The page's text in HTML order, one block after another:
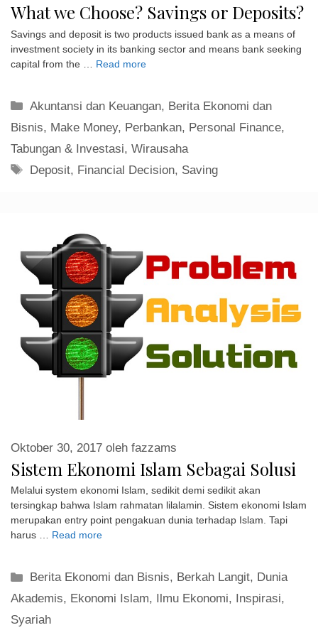
What we Choose? Savings or Deposits?
Savings and deposit is two products issued bank as a means of
investment society in its banking sector and means bank seeking
capital from the … Read more
Kategori
Akuntansi dan Keuangan, Berita Ekonomi dan
Bisnis, Make Money, Perbankan, Personal Finance,
Tabungan & Investasi, Wirausaha
Tag
Deposit, Financial Decision, Saving
Sistem Ekonomi Islam Sebagai Solusi
Oktober 30, 2017 oleh fazzams
Melalui system ekonomi Islam, sedikit demi sedikit akan
tersingkap bahwa Islam rahmatan lilalamin. Sistem ekonomi Islam
merupakan entry point pengakuan dunia terhadap Islam. Tapi
harus … Read more
Kategori
Berita Ekonomi dan Bisnis, Berkah Langit, Dunia
Akademis, Ekonomi Islam, Ilmu Ekonomi, Inspirasi,
Syariah